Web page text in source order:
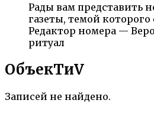
Рады вам представить
газеты, темой которого
Редактор номера —
ритуал
ОбъекTиV
Записей не найдено.